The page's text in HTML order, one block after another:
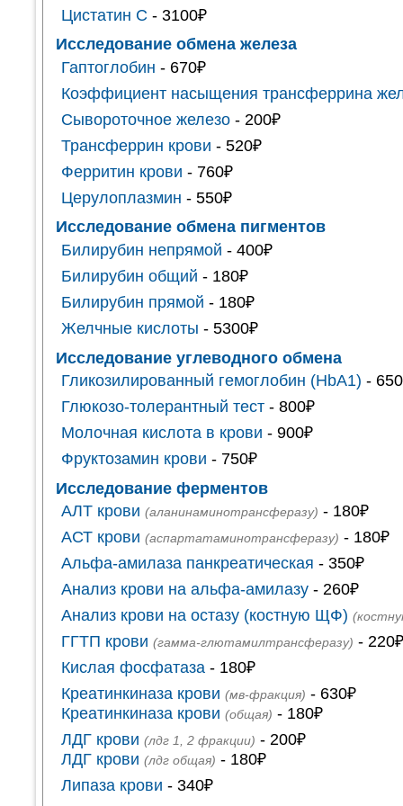
Цистатин С - 3100₽
Исследование обмена железа
Гаптоглобин - 670₽
Коэффициент насыщения трансферрина
Сывороточное железо- 200₽
Трансферрин крови - 520₽
Ферритин крови - 760₽
Церулоплазмин - 550₽
Исследование обмена пигментов
Билирубин непрямой - 400₽
Билирубин общий - 180₽
Билирубин прямой - 180₽
Желчные кислоты - 5300₽
Исследование углеводного обмена
Гликозилированный гемоглобин (HbA1) -
Глюкозо-толерантный тест- 800₽
Молочная кислота в крови - 900₽
Фруктозамин крови - 750₽
Исследование ферментов
АЛТ крови (аланинаминотрансферазу) - 180₽
АСТ крови (аспартатаминотрансферазу) - 180₽
Альфа-амилаза панкреатическая - 350₽
Анализ крови на альфа-амилазу- 260₽
Анализ крови на остазу (костную ЩФ)
ГГТП крови (гамма-глютамилтрансферазу) - 220₽
Кислая фосфатаза- 180₽
Креатинкиназа крови (мв-фракция) - 630₽
Креатинкиназа крови (общая) - 180₽
ЛДГ крови (лдг 1, 2 фракции) - 200₽
ЛДГ крови (лдг общая) - 180₽
Липаза крови - 340₽